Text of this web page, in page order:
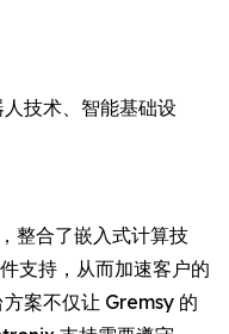
技术、智能基础设
整合了嵌入式计算技
支持，从而加速客户的
案不仅让 Gremsy 的